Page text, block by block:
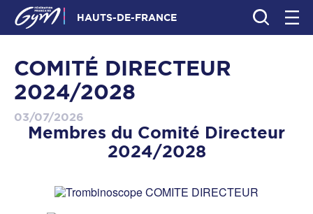
HAUTS-DE-FRANCE
COMITÉ DIRECTEUR
2024/2028
03/07/2026
Membres du Comité Directeur
2024/2028